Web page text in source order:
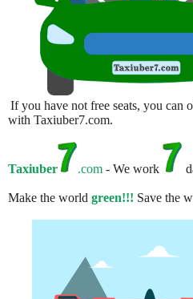
If you have not free seats, you can
with Taxiuber7.com.
Taxiuber .com - We work
Make the world green!!! Save the